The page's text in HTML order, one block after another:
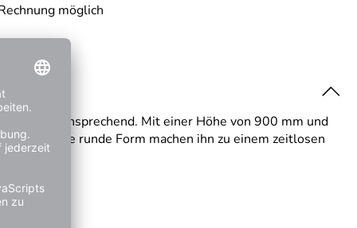
möglich
ansprechend. Mit einer Höhe von 900 mm und
und die runde Form machen ihn zu einem zeitlosen